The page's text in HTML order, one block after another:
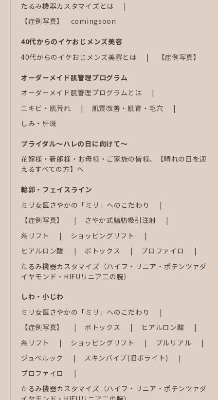
たるみ機器カスタマイズとは
【症例写真】 comingsoon
40代からのイケおじメンズ美容
40代からのイケおじメンズ美容とは
【症例写真】
オーダーメイド肌管理プログラム
オーダーメイド肌管理プログラムとは
ニキビ・肌荒れ
肌質改善・肌育・毛穴
しみ・肝斑
ブライダル～ハレの日に向けて～
花嫁様・新郎様・お母様・ご家族の皆様、【晴れの日を迎
えるすべての方】へ
輪郭・フェイスライン
ミリ女医さやかの「ミリ」へのこだわり
【症例写真】
さやか式脂肪吸引注射
糸リフト
ショッピングリフト
ヒアルロン酸
ボトックス
プロファイロ
たるみ機器カスタマイズ（ハイフ・リニア・ポテンツァダ
イヤモンド・HIFUリニア二の腕）
しわ・小じわ
ミリ女医さやかの「ミリ」へのこだわり
【症例写真】
ボトックス
ヒアルロン酸
糸リフト
ショッピングリフト
プルリアル
ジュベルック
スキンバイブ(旧ボライト)
プロファイロ
たるみ機器カスタマイズ（ハイフ・リニア・ポテンツァダ